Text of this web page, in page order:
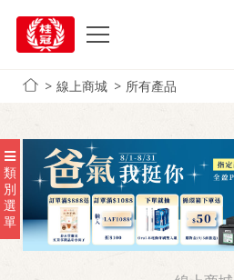
線上商城 所有產品
類
別
選
單